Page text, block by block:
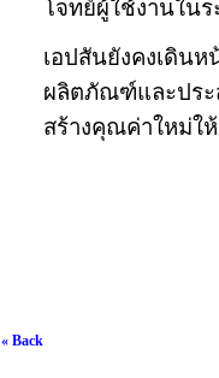
โจทย์ผู้ใช้งานในร
เอปสันยังคงเดิน
ผลิตภัณฑ์และประ
สร้างคุณค่าใหม่ใ
« Back